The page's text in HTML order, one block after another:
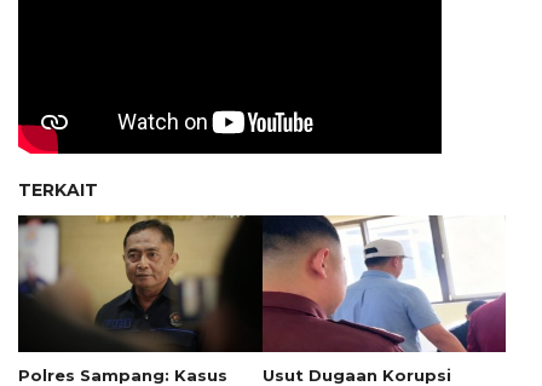
TERKAIT
Polres Sampang: Kasus
Usut Dugaan Korupsi